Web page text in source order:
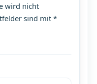
wird nicht
sind mit *